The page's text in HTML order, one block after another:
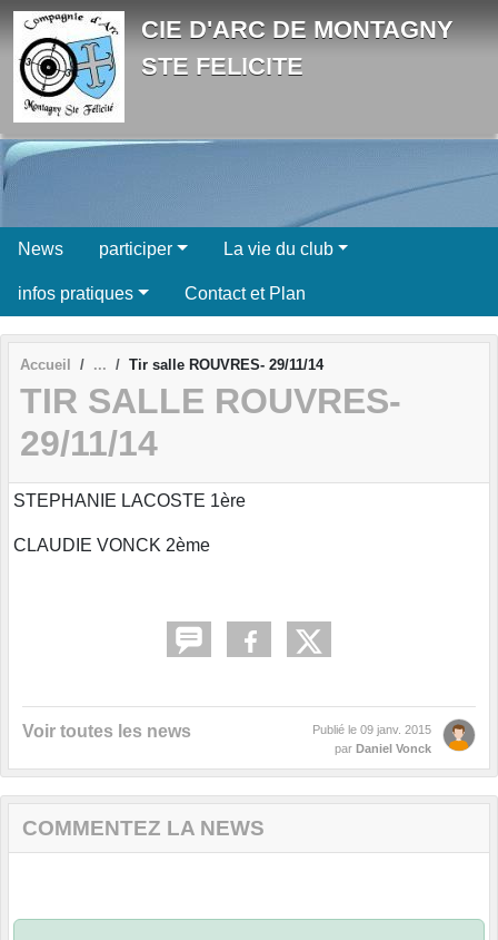
CIE D'ARC DE MONTAGNY
STE FELICITE
News participer La vie du club
infos pratiques Contact et Plan
Accueil Tir salle ROUVRES- 29/11/14
TIR SALLE ROUVRES-
29/11/14
STEPHANIE LACOSTE 1ère
CLAUDIE VONCK 2ème
Voir toutes les news Publié le 09 janv. 2015
par Daniel Vonck
COMMENTEZ LA NEWS
Panneau de gestion des cookies